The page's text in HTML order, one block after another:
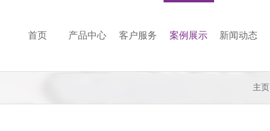
首页 产品中心 客户服务 案例展示 新闻动态
主页